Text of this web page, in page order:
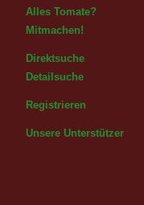
Alles Tomate?
Mitmachen!
Direktsuche
Detailsuche
Registrieren
Unsere Unterstützer